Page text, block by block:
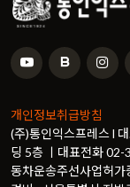
개인정보취급방침
(주)통인익스프레스 l
딩 5층 ㅣ대표전화
동차운송주선사업허